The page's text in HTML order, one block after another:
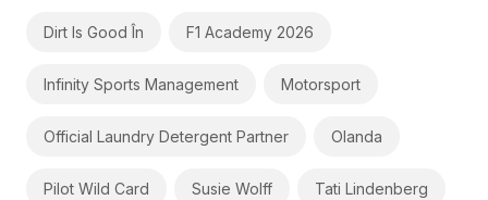
Dirt Is Good În F1 Academy 2026
Infinity Sports Management Motorsport
Official Laundry Detergent Partner Olanda
Pilot Wild Card Susie Wolff Tati Lindenberg